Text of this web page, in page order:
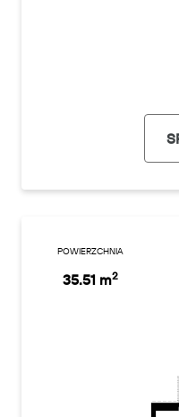
POWIERZCHNIA
35.51 m2